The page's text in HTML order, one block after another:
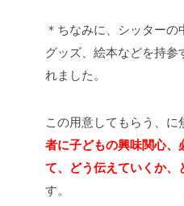
＊ちなみに、シッター
グッズ、絵本などを持
れました。
この用意してもらう、に
者に子どもの興味関心、
て、どう伝えていくか、
す。